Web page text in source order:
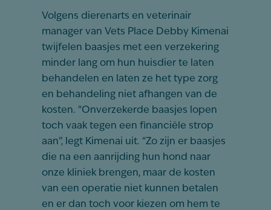
Volgens dierenarts en veterinair
manager van Vets Place Debby Kimenai
twijfelen baasjes met een verzekering
minder lang om hun huisdier te laten
behandelen en laten ze het type zorg
en behandeling niet afhangen van de
kosten. “Onverzekerde baasjes lopen
toch vaak tegen een financiële strop
aan”, legt Kimenai uit. “Zo zijn er baasjes
die na een aanrijding hun hond naar
onze kliniek brengen, maar de kosten
van een operatie niet kunnen betalen
en er dan toch voor kiezen om hem te